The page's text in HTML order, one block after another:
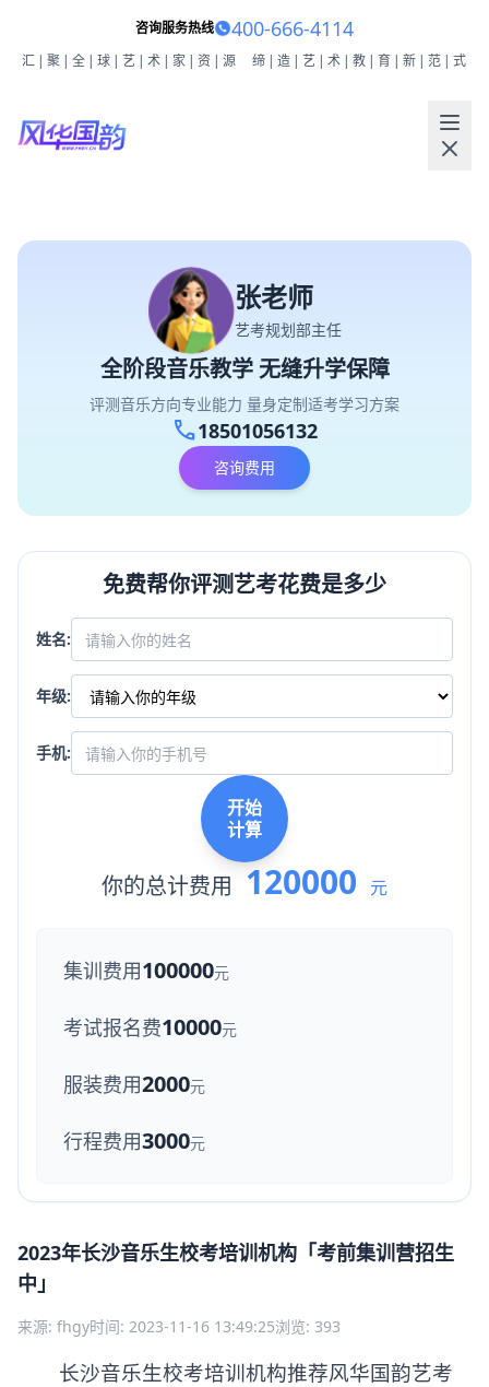
咨询服务热线 400-666-4114
汇|聚|全|球|艺|术|家|资|源 缔|造|艺|术|教|育|新|范|式
张老师
艺考规划部主任
全阶段音乐教学 无缝升学保障
评测音乐方向专业能力 量身定制适考学习方案
call18501056132
咨询费用
免费帮你评测艺考花费是多少
姓名:
年级:
手机:
开始
计算
你的总计费用 120000 元
集训费用100000元
考试报名费10000元
服装费用2000元
行程费用3000元
2023年长沙音乐生校考培训机构「考前集训营招生
中」
来源: fhgy时间: 2023-11-16 13:49:25浏览: 393
长沙音乐生校考培训机构推荐风华国韵艺考